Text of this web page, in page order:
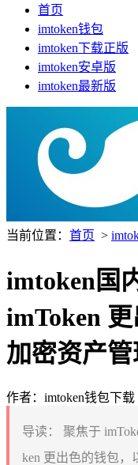
首页
imtoken钱包
imtoken下载正版
imtoken安卓版
imtoken最新版
当前位置： 首页 >
imtoken国
imToken
加密资产
作者：imtoken钱包下载
导读：
聚焦于
ken 更出色的钱包，